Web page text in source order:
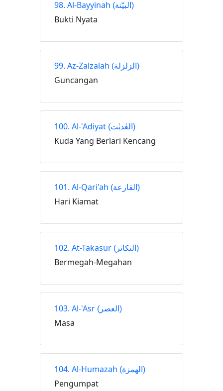
98. Al-Bayyinah (البيّنة)
Bukti Nyata
99. Az-Zalzalah (الزلزلة)
Guncangan
100. Al-'Adiyat (العٰديٰت)
Kuda Yang Berlari Kencang
101. Al-Qari'ah (القارعة)
Hari Kiamat
102. At-Takasur (التكاثر)
Bermegah-Megahan
103. Al-'Asr (العصر)
Masa
104. Al-Humazah (الهمزة)
Pengumpat